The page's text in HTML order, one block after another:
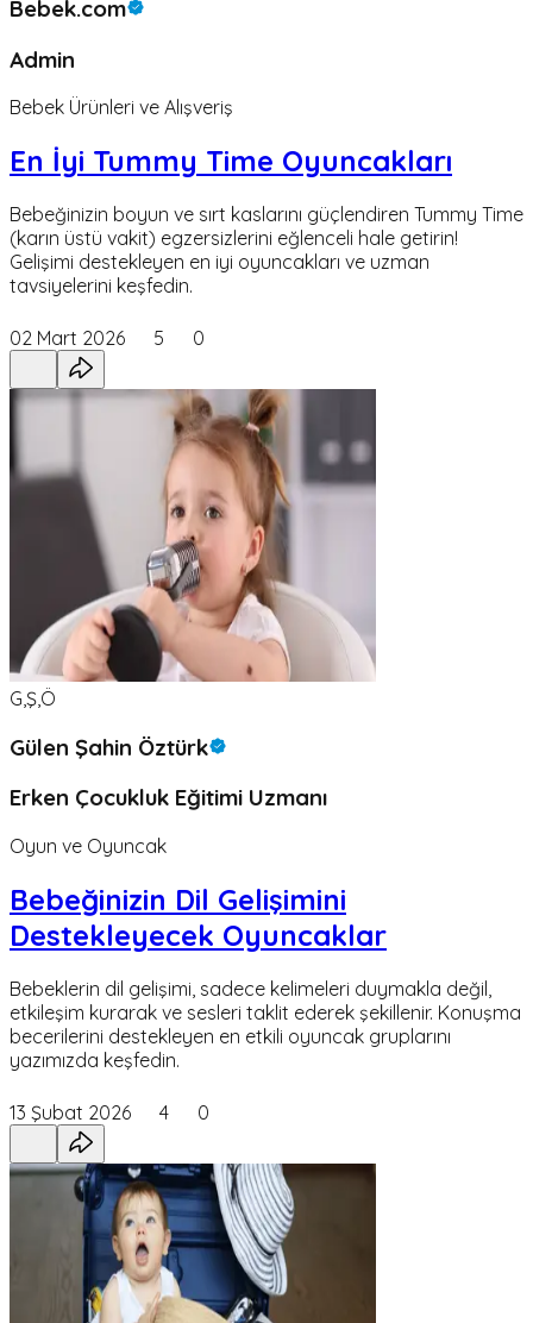
Bebek.com
Admin
Bebek Ürünleri ve Alışveriş
En İyi Tummy Time Oyuncakları
Bebeğinizin boyun ve sırt kaslarını güçlendiren Tummy Time
(karın üstü vakit) egzersizlerini eğlenceli hale getirin!
Gelişimi destekleyen en iyi oyuncakları ve uzman
tavsiyelerini keşfedin.
02 Mart 2026 5 0
G,Ş,Ö
Gülen Şahin Öztürk
Erken Çocukluk Eğitimi Uzmanı
Oyun ve Oyuncak
Bebeğinizin Dil Gelişimini
Destekleyecek Oyuncaklar
Bebeklerin dil gelişimi, sadece kelimeleri duymakla değil,
etkileşim kurarak ve sesleri taklit ederek şekillenir. Konuşma
becerilerini destekleyen en etkili oyuncak gruplarını
yazımızda keşfedin.
13 Şubat 2026 4 0